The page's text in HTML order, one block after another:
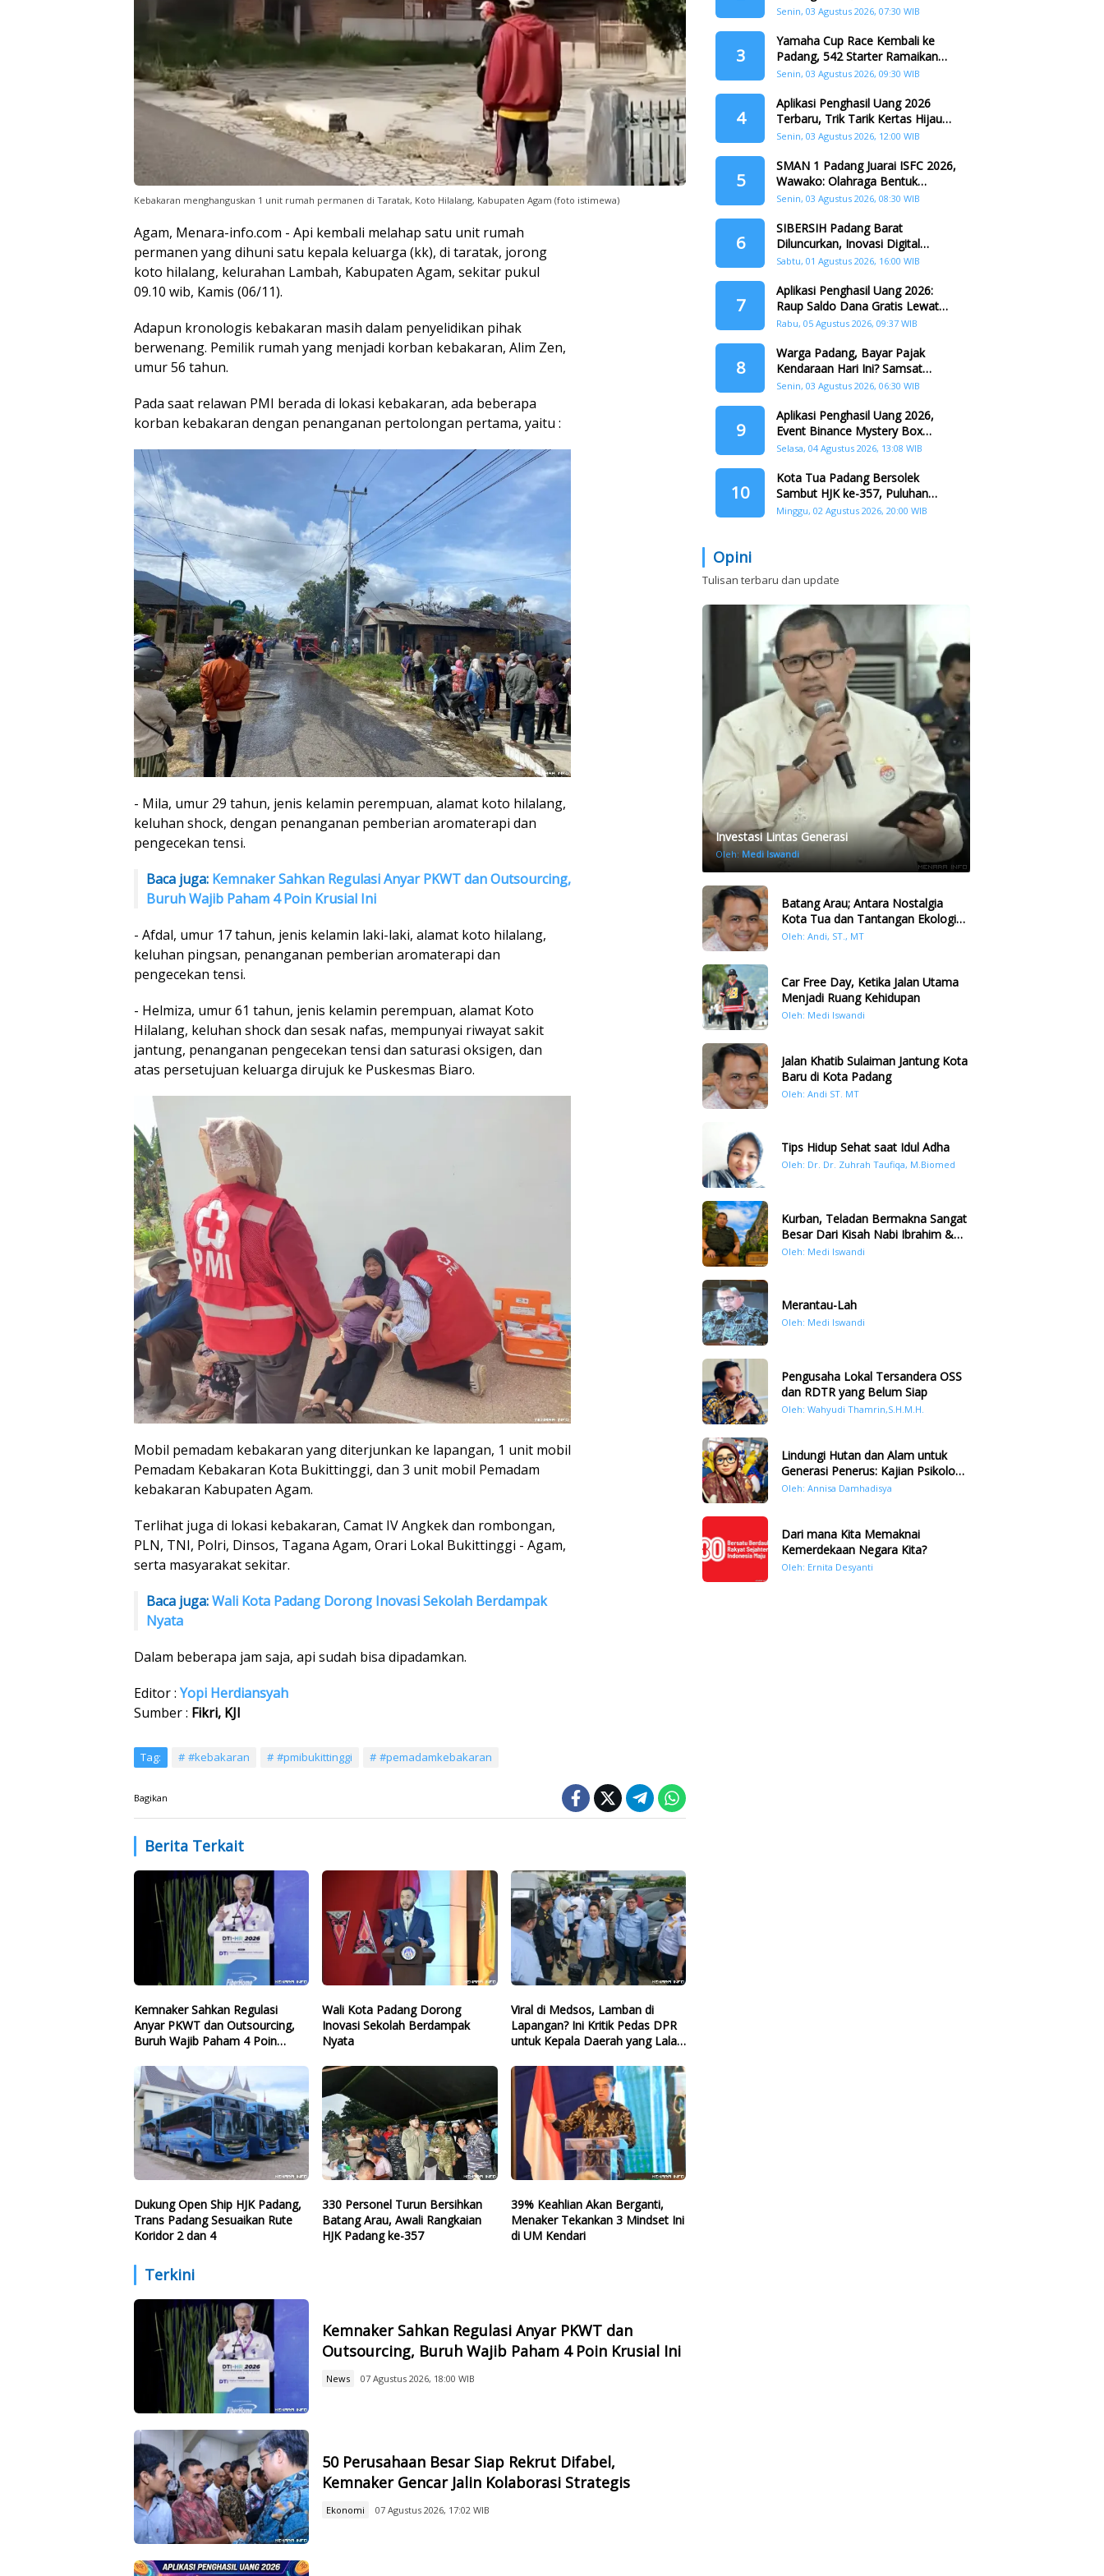
Kebakaran menghanguskan 1 unit rumah permanen di Taratak, Koto Hilalang, Kabupaten Agam (foto istimewa)
Agam, Menara-info.com - Api kembali melahap satu unit rumah
permanen yang dihuni satu kepala keluarga (kk), di taratak, jorong
koto hilalang, kelurahan Lambah, Kabupaten Agam, sekitar pukul
09.10 wib, Kamis (06/11).
Adapun kronologis kebakaran masih dalam penyelidikan pihak
berwenang. Pemilik rumah yang menjadi korban kebakaran, Alim Zen,
umur 56 tahun.
Pada saat relawan PMI berada di lokasi kebakaran, ada beberapa
korban kebakaran dengan penanganan pertolongan pertama, yaitu :
- Mila, umur 29 tahun, jenis kelamin perempuan, alamat koto hilalang,
keluhan shock, dengan penanganan pemberian aromaterapi dan
pengecekan tensi.
Baca juga: Kemnaker Sahkan Regulasi Anyar PKWT dan Outsourcing,
Buruh Wajib Paham 4 Poin Krusial Ini
- Afdal, umur 17 tahun, jenis kelamin laki-laki, alamat koto hilalang,
keluhan pingsan, penanganan pemberian aromaterapi dan
pengecekan tensi.
- Helmiza, umur 61 tahun, jenis kelamin perempuan, alamat Koto
Hilalang, keluhan shock dan sesak nafas, mempunyai riwayat sakit
jantung, penanganan pengecekan tensi dan saturasi oksigen, dan
atas persetujuan keluarga dirujuk ke Puskesmas Biaro.
Mobil pemadam kebakaran yang diterjunkan ke lapangan, 1 unit mobil
Pemadam Kebakaran Kota Bukittinggi, dan 3 unit mobil Pemadam
kebakaran Kabupaten Agam.
Terlihat juga di lokasi kebakaran, Camat IV Angkek dan rombongan,
PLN, TNI, Polri, Dinsos, Tagana Agam, Orari Lokal Bukittinggi - Agam,
serta masyarakat sekitar.
Baca juga:Wali Kota Padang Dorong Inovasi Sekolah Berdampak
Nyata
Dalam beberapa jam saja, api sudah bisa dipadamkan.
Editor : Yopi Herdiansyah
Sumber : Fikri, KJI
Tag: #kebakaran #pmibukittinggi #pemadamkebakaran
Bagikan
Berita Terkait
Kemnaker Sahkan Regulasi
Anyar PKWT dan Outsourcing,
Buruh Wajib Paham 4 Poin
Wali Kota Padang Dorong
Inovasi Sekolah Berdampak
Nyata
Viral di Medsos, Lamban di
Lapangan? Ini Kritik Pedas DPR
untuk Kepala Daerah yang Lalai
Dukung Open Ship HJK Padang,
Trans Padang Sesuaikan Rute
Koridor 2 dan 4
330 Personel Turun Bersihkan
Batang Arau, Awali Rangkaian
HJK Padang ke-357
39% Keahlian Akan Berganti,
Menaker Tekankan 3 Mindset Ini
di UM Kendari
Terkini
Kemnaker Sahkan Regulasi Anyar PKWT dan
Outsourcing, Buruh Wajib Paham 4 Poin Krusial Ini
News 07 Agustus 2026, 18:00 WIB
50 Perusahaan Besar Siap Rekrut Difabel,
Kemnaker Gencar Jalin Kolaborasi Strategis
Ekonomi 07 Agustus 2026, 17:02 WIB
Padang
Senin, 03 Agustus 2026, 07:30 WIB
3
Yamaha Cup Race Kembali ke
Padang, 542 Starter Ramaikan
Seri II HJK ke-357
Senin, 03 Agustus 2026, 09:30 WIB
4
Aplikasi Penghasil Uang 2026
Terbaru, Trik Tarik Kertas Hijau
Crazy Food Tanpa Penggandaan
Senin, 03 Agustus 2026, 12:00 WIB
5
SMAN 1 Padang Juarai ISFC 2026,
Wawako: Olahraga Bentuk
Karakter Generasi Muda
Senin, 03 Agustus 2026, 08:30 WIB
6
SIBERSIH Padang Barat
Diluncurkan, Inovasi Digital
Perkuat Kolaborasi Warga dan
Sabtu, 01 Agustus 2026, 16:00 WIB
7
Aplikasi Penghasil Uang 2026:
Raup Saldo Dana Gratis Lewat
Nonton Drama, Ini Caranya!
Rabu, 05 Agustus 2026, 09:37 WIB
8
Warga Padang, Bayar Pajak
Kendaraan Hari Ini? Samsat
Keliling Hadir di Padang Barat dan
Senin, 03 Agustus 2026, 06:30 WIB
9
Aplikasi Penghasil Uang 2026,
Event Binance Mystery Box
Dapat Saldo Dana
Selasa, 04 Agustus 2026, 13:08 WIB
10
Kota Tua Padang Bersolek
Sambut HJK ke-357, Puluhan
Agenda Nasional dan
Minggu, 02 Agustus 2026, 20:00 WIB
Opini
Tulisan terbaru dan update
Investasi Lintas Generasi
Oleh: Medi Iswandi
Batang Arau; Antara Nostalgia
Kota Tua dan Tantangan Ekologi
Kawasan
Oleh: Andi, ST., MT
Car Free Day, Ketika Jalan Utama
Menjadi Ruang Kehidupan
Oleh: Medi Iswandi
Jalan Khatib Sulaiman Jantung Kota
Baru di Kota Padang
Oleh: Andi ST. MT
Tips Hidup Sehat saat Idul Adha
Oleh: Dr. Dr. Zuhrah Taufiqa, M.Biomed
Kurban, Teladan Bermakna Sangat
Besar Dari Kisah Nabi Ibrahim &
Nabi Ismail
Oleh: Medi Iswandi
Merantau-Lah
Oleh: Medi Iswandi
Pengusaha Lokal Tersandera OSS
dan RDTR yang Belum Siap
Oleh: Wahyudi Thamrin,S.H.M.H.
Lindungi Hutan dan Alam untuk
Generasi Penerus: Kajian Psikologi
Bencana Hidrometeorologi di
Oleh: Annisa Damhadisya
Dari mana Kita Memaknai
Kemerdekaan Negara Kita?
Oleh: Ernita Desyanti